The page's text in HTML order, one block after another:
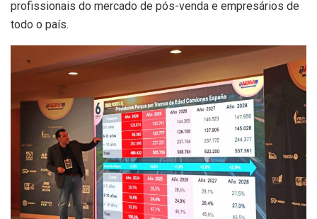
profissionais do mercado de pós-venda e empresários de
todo o país.